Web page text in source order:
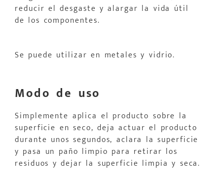
reducir el desgaste y alargar la vida útil
de los componentes.
Se puede utilizar en metales y vidrio.
Modo de uso
Simplemente aplica el producto sobre la
superficie en seco, deja actuar el producto
durante unos segundos, aclara la superficie
y pasa un paño limpio para retirar los
residuos y dejar la superficie limpia y seca.